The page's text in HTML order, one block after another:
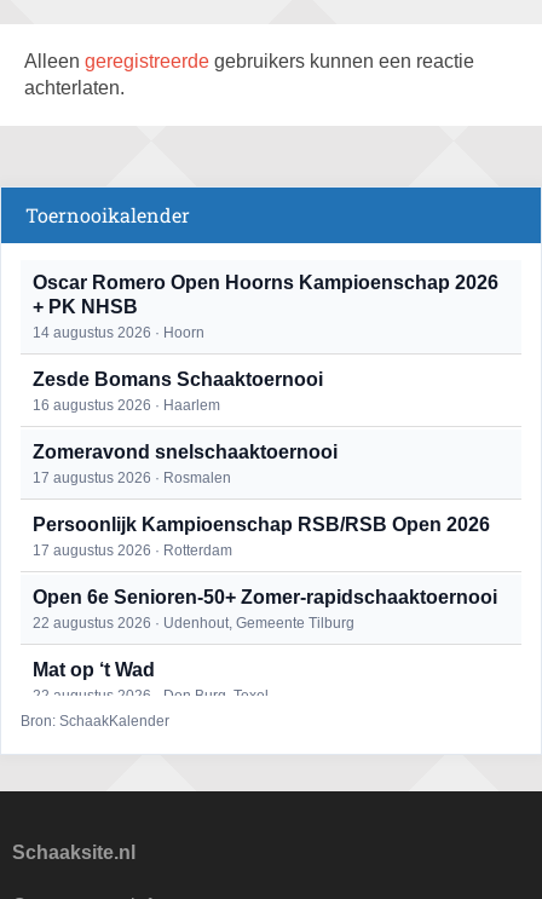
Alleen geregistreerde gebruikers kunnen een reactie
achterlaten.
Toernooikalender
Oscar Romero Open Hoorns Kampioenschap 2026
+ PK NHSB
14 augustus 2026 · Hoorn
Zesde Bomans Schaaktoernooi
16 augustus 2026 · Haarlem
Zomeravond snelschaaktoernooi
17 augustus 2026 · Rosmalen
Persoonlijk Kampioenschap RSB/RSB Open 2026
17 augustus 2026 · Rotterdam
Open 6e Senioren-50+ Zomer-rapidschaaktoernooi
22 augustus 2026 · Udenhout, Gemeente Tilburg
Mat op ‘t Wad
22 augustus 2026 · Den Burg, Texel
23 augustus 2026 · Utrecht
Bron: SchaakKalender
Schaaksite.nl